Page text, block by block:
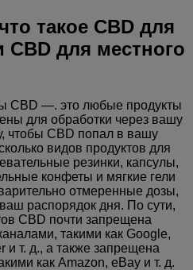
такое CBD для
для местного
CBD —. это любые продукты
для обработки через вашу
чтобы CBD попал в вашу
видов продуктов для
резинки, капсулы,
конфеты и мягкие гели
отмеренные дозы,
распорядок дня. По сути,
CBD почти запрещена
такими как Google,
и т. д., а также запрещена
как Amazon, eBay и т. д.